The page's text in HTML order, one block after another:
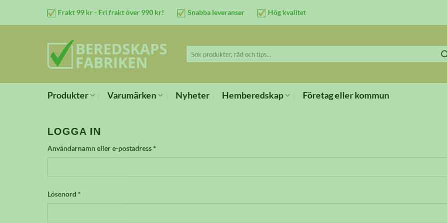
Frakt 99 kr - Fri frakt över 990 kr! Snabba leveranser Hög kvalitet
Sök
efter:
Produkter Varumärken Nyheter Hemberedskap Företag eller kommun
LOGGA IN
Användarnamn eller e-postadress*Obligatoriskt
Lösenord *Obligatoriskt